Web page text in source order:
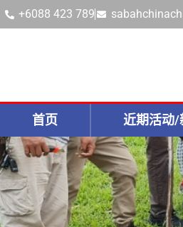
+6088 423 789
首页 近期活动/